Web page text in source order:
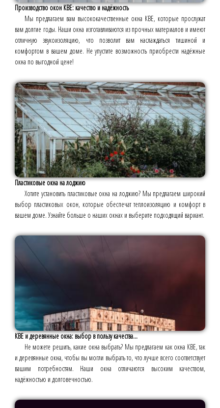
Производство окон КВЕ: качество и надёжность
Мы предлагаем вам высококачественные окна КВЕ, которые прослужат
вам долгие годы. Наши окна изготавливаются из прочных материалов и имеют
отличную звукоизоляцию, что позволит вам наслаждаться тишиной и
комфортом в вашем доме. Не упустите возможность приобрести надёжные
окна по выгодной цене!
Пластиковые окна на лоджию
Хотите установить пластиковые окна на лоджию? Мы предлагаем широкий
выбор пластиковых окон, которые обеспечат теплоизоляцию и комфорт в
вашем доме. Узнайте больше о наших окнах и выберите подходящий вариант.
КВЕ и деревянные окна: выбор в пользу качества...
Не можете решить, какие окна выбрать? Мы предлагаем как окна КВЕ, так
и деревянные окна, чтобы вы могли выбрать то, что лучше всего соответствует
вашим потребностям. Наши окна отличаются высоким качеством,
надёжностью и долговечностью.